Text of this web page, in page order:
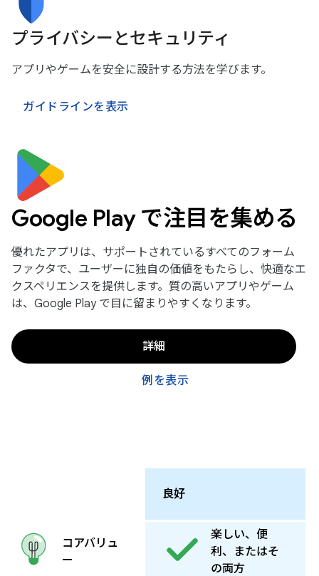
プライバシーとセキュリティ
アプリやゲームを安全に設計する方法を学びます。
ガイドラインを表示
Google Play で注目を集める
優れたアプリは、サポートされているすべてのフォーム
ファクタで、ユーザーに独自の価値をもたらし、快適なエ
クスペリエンスを提供します。質の高いアプリやゲーム
は、Google Play で目に留まりやすくなります。
詳細
例を表示
良好
コアバリュ
ー
楽しい、便
利、またはそ
の両方